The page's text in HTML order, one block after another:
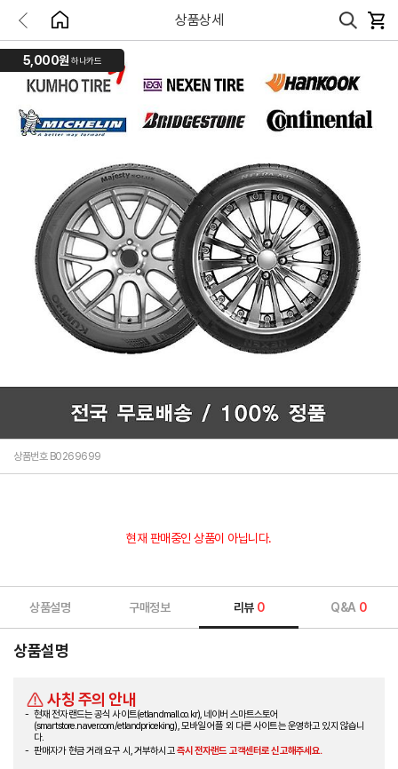
상품상세
5,000원 하나카드
상품번호 B0269699
현재 판매중인 상품이 아닙니다.
상품설명 구매정보 리뷰 0 Q&A 0
상품설명
사칭 주의 안내
현재 전자랜드는 공식 사이트(etlandmall.co.kr), 네이버 스마트스토어
(smartstore.naver.com/etlandpriceking), 모바일 어플 외 다른 사이트는 운영하고 있지 않습니
다.
판매자가 현금 거래 요구 시, 거부하시고즉시 전자랜드 고객센터로 신고해주세요.